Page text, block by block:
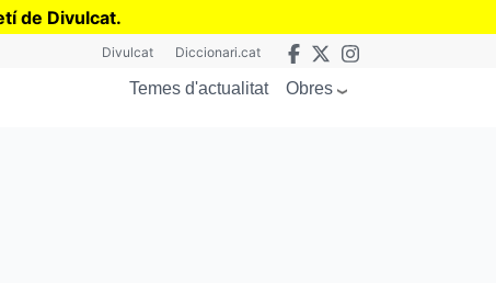
de Divulcat.
Divulcat Diccionari.cat
Temes d'actualitat Obres